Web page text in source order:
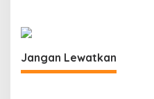
a
s
i
Jangan Lewatkan